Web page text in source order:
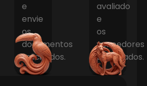
e
envie
os
documentos
solicitados.
avaliado
e
os
vencedores
anunciados.